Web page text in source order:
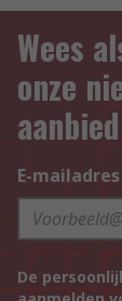
Wees
onze
E-mailadres
De